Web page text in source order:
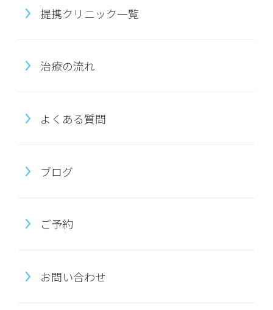
提携クリニック一覧
治療の流れ
よくある質問
ブログ
ご予約
お問い合わせ